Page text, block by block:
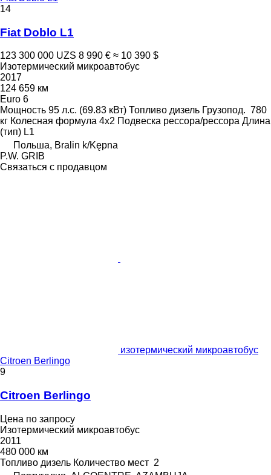
14
Fiat Doblo L1
123 300 000 UZS 8 990 € ≈ 10 390 $
Изотермический микроавтобус
2017
124 659 км
Euro 6
Мощность 95 л.с. (69.83 кВт) Топливо дизель Грузопод. 780
кг Колесная формула 4x2 Подвеска рессора/рессора Длина
(тип) L1
Польша, Bralin k/Kępna
P.W. GRIB
Связаться с продавцом
изотермический микроавтобус
Citroen Berlingo
9
Citroen Berlingo
Цена по запросу
Изотермический микроавтобус
2011
480 000 км
Топливо дизель Количество мест 2